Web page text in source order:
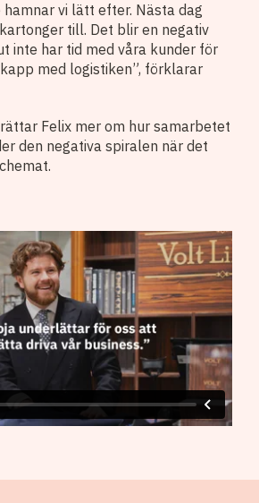
vi lätt efter. Nästa dag
till. Det blir en negativ
inte har tid med våra kunder för
med logistiken”, förklarar
Felix mer om hur samarbetet
den negativa spiralen när det